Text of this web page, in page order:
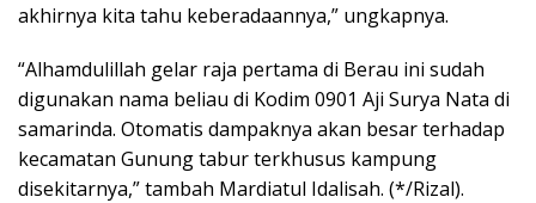
akhirnya kita tahu keberadaannya,” ungkapnya.
“Alhamdulillah gelar raja pertama di Berau ini sudah
digunakan nama beliau di Kodim 0901 Aji Surya Nata di
samarinda. Otomatis dampaknya akan besar terhadap
kecamatan Gunung tabur terkhusus kampung
disekitarnya,” tambah Mardiatul Idalisah. (*/Rizal).